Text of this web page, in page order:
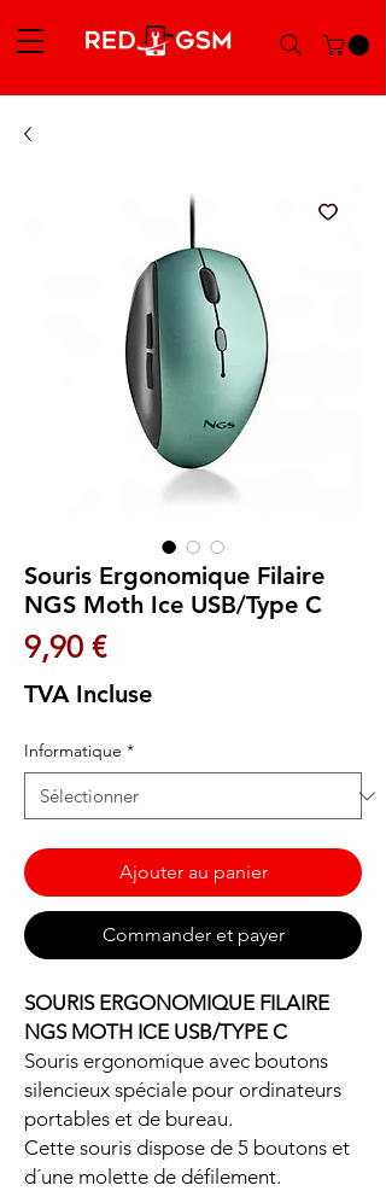
Souris Ergonomique Filaire
NGS Moth Ice USB/Type C
9,90 €Prix
TVA Incluse
Informatique *
Ajouter au panier
Commander et payer
SOURIS ERGONOMIQUE FILAIRE
NGS MOTH ICE USB/TYPE C
Souris ergonomique avec boutons
silencieux spéciale pour ordinateurs
portables et de bureau.
Cette souris dispose de 5 boutons et
d´une molette de défilement.